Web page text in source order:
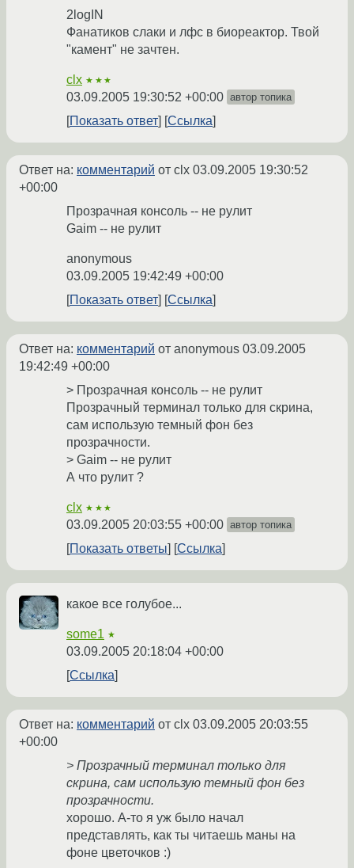
2logIN
Фанатиков слаки и лфс в биореактор. Твой
"камент" не зачтен.
clx ★★★
03.09.2005 19:30:52 +00:00 автор топика
Показать ответ Ссылка
Ответ на: комментарий от clx 03.09.2005 19:30:52
+00:00
Прозрачная консоль -- не рулит
Gaim -- не рулит
anonymous
03.09.2005 19:42:49 +00:00
Показать ответ
Ссылка
Ответ на: комментарий от anonymous 03.09.2005
19:42:49 +00:00
> Прозрачная консоль -- не рулит
Прозрачный терминал только для скрина,
сам использую темный фон без
прозрачности.
> Gaim -- не рулит
А что рулит ?
clx ★★★
03.09.2005 20:03:55 +00:00 автор топика
Показать ответы Ссылка
какое все голубое...
some1 ★
03.09.2005 20:18:04 +00:00
Ссылка
Ответ на: комментарий от clx 03.09.2005 20:03:55
+00:00
> Прозрачный терминал только для
скрина, сам использую темный фон без
прозрачности.
хорошо. А-то я уж было начал
представлять, как ты читаешь маны на
фоне цветочков :)